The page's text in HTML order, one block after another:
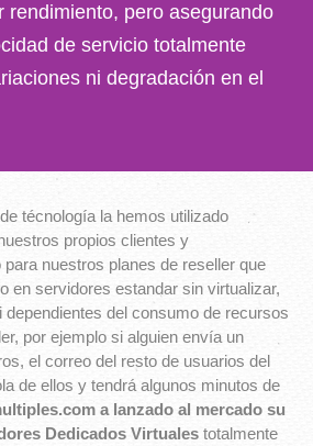
rendimiento, pero asegurando
de servicio totalmente
ni degradación en el
técnología la hemos utilizado
propios clientes y
nuestros planes de reseller que
en servidores estandar sin virtualizar,
del consumo de recursos
por ejemplo si alguien envía un
el correo del resto de usuarios del
de ellos y tendrá algunos minutos de
a lanzado al mercado su
Dedicados Virtuales totalmente